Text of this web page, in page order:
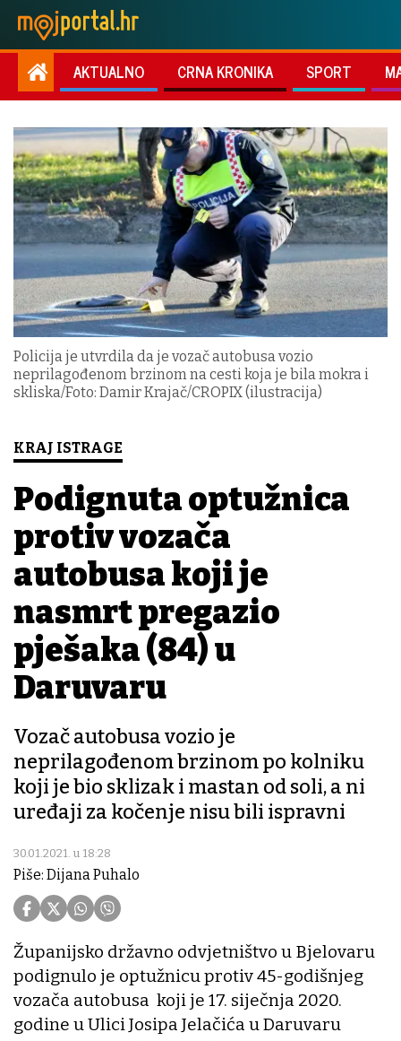
AKTUALNO CRNA KRONIKA SPORT
Policija je utvrdila da je vozač autobusa vozio
neprilagođenom brzinom na cesti koja je bila mokra i
skliska/Foto: Damir Krajač/CROPIX (ilustracija)
KRAJ ISTRAGE
Podignuta optužnica
protiv vozača
autobusa koji je
nasmrt pregazio
pješaka (84) u
Daruvaru
Vozač autobusa vozio je
neprilagođenom brzinom po kolniku
koji je bio sklizak i mastan od soli, a ni
uređaji za kočenje nisu bili ispravni
30.01.2021. u 18:28
Piše: Dijana Puhalo
Županijsko državno odvjetništvo u Bjelovaru
podignulo je optužnicu protiv 45-godišnjeg
vozača autobusa koji je 17. siječnja 2020.
godine u Ulici Josipa Jelačića u Daruvaru